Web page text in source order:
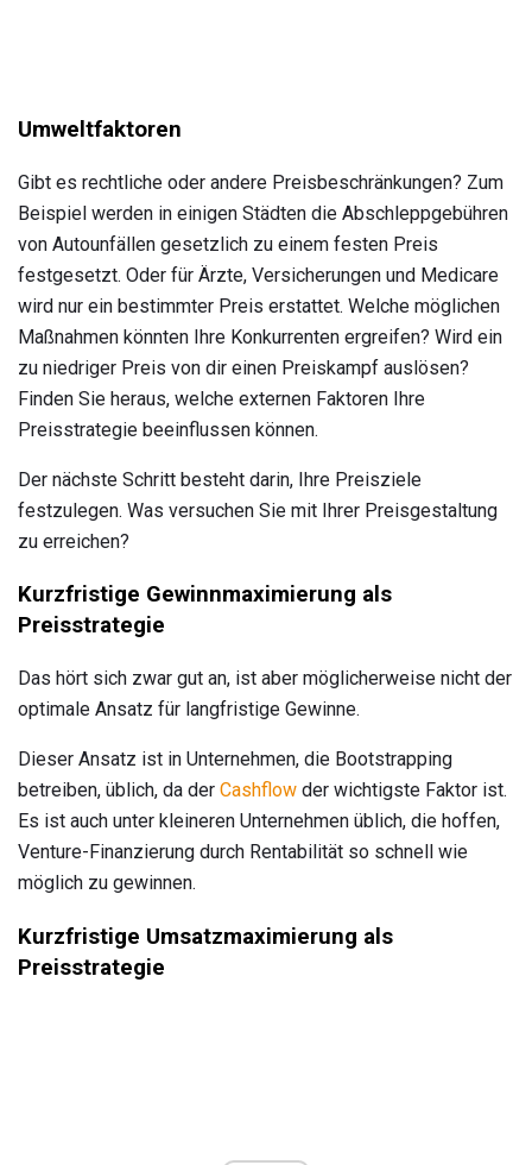
Umweltfaktoren
Gibt es rechtliche oder andere Preisbeschränkungen? Zum
Beispiel werden in einigen Städten die Abschleppgebühren
von Autounfällen gesetzlich zu einem festen Preis
festgesetzt. Oder für Ärzte, Versicherungen und Medicare
wird nur ein bestimmter Preis erstattet. Welche möglichen
Maßnahmen könnten Ihre Konkurrenten ergreifen? Wird ein
zu niedriger Preis von dir einen Preiskampf auslösen?
Finden Sie heraus, welche externen Faktoren Ihre
Preisstrategie beeinflussen können.
Der nächste Schritt besteht darin, Ihre Preisziele
festzulegen. Was versuchen Sie mit Ihrer Preisgestaltung
zu erreichen?
Kurzfristige Gewinnmaximierung als
Preisstrategie
Das hört sich zwar gut an, ist aber möglicherweise nicht der
optimale Ansatz für langfristige Gewinne.
Dieser Ansatz ist in Unternehmen, die Bootstrapping
betreiben, üblich, da der Cashflow der wichtigste Faktor ist.
Es ist auch unter kleineren Unternehmen üblich, die hoffen,
Venture-Finanzierung durch Rentabilität so schnell wie
möglich zu gewinnen.
Kurzfristige Umsatzmaximierung als
Preisstrategie